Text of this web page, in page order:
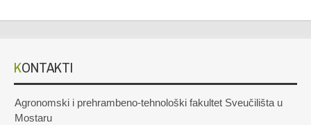
KONTAKTI
Agronomski i prehrambeno-tehnološki fakultet Sveučilišta u
Mostaru